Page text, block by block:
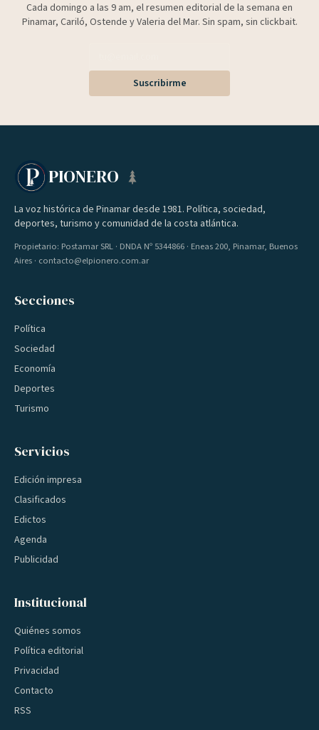
Cada domingo a las 9 am, el resumen editorial de la semana en
Pinamar, Cariló, Ostende y Valeria del Mar. Sin spam, sin clickbait.
Suscribirme
PIONERO
La voz histórica de Pinamar desde 1981. Política, sociedad,
deportes, turismo y comunidad de la costa atlántica.
Propietario: Postamar SRL · DNDA Nº 5344866 · Eneas 200, Pinamar, Buenos
Aires · contacto@elpionero.com.ar
Secciones
Política
Sociedad
Economía
Deportes
Turismo
Servicios
Edición impresa
Clasificados
Edictos
Agenda
Publicidad
Institucional
Quiénes somos
Política editorial
Privacidad
Contacto
RSS